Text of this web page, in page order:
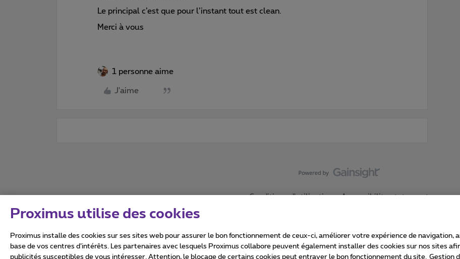
Le principal c’est que pour l’instant tout est clean.
Merci à vous
1 personne aime
J'aime
Conditions d'utilisation Accessibility statement
Proximus utilise des cookies
Proximus installe des cookies sur ses sites web pour assurer le bon fonctionnement de ceux-ci, améliorer votre expérience de
base de vos centres d’intérêts. Les partenaires avec lesquels Proximus collabore peuvent également installer des cookies sur nos sites
publicités susceptibles de vous intéresser. Attention, le blocage de certains cookies peut entraver le bon fonctionnement du site. Gestion